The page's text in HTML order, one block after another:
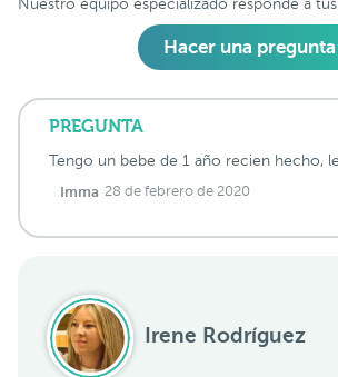
Nuestro equipo especializado responde a
Hacer una pregunta
PREGUNTA
Tengo un bebe de 1 año recien hecho,
Imma 28 de febrero de 2020
Irene Rodríguez